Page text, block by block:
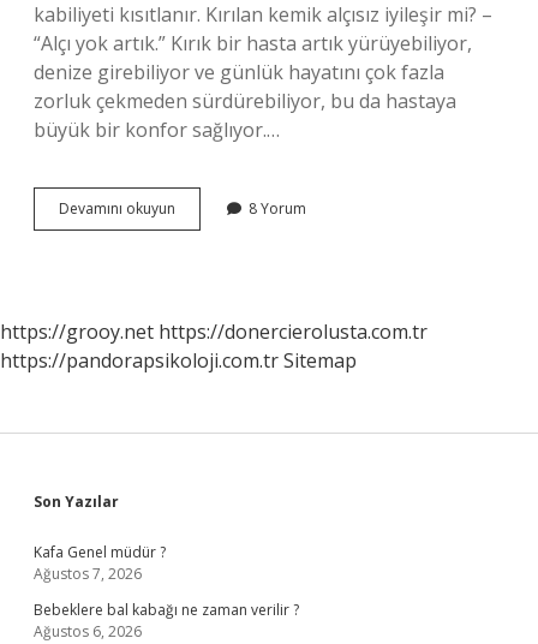
kabiliyeti kısıtlanır. Kırılan kemik alçısız iyileşir mi? –
“Alçı yok artık.” Kırık bir hasta artık yürüyebiliyor,
denize girebiliyor ve günlük hayatını çok fazla
zorluk çekmeden sürdürebiliyor, bu da hastaya
büyük bir konfor sağlıyor.…
Devamını okuyun
Kemik
8 Yorum
https://grooy.net https://donercierolusta.com.tr
https://pandorapsikoloji.com.trSitemap
Sidebar
Son Yazılar
Kafa Genel müdür ?
Ağustos 7, 2026
Bebeklere bal kabağı ne zaman verilir ?
Ağustos 6, 2026